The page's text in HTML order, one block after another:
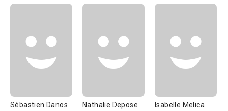
Sébastien Danos Nathalie Depose Isabelle Melica